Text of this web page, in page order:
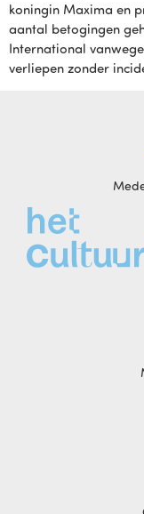
koningin Maxima en
aantal betogingen
International
verliepen zonder